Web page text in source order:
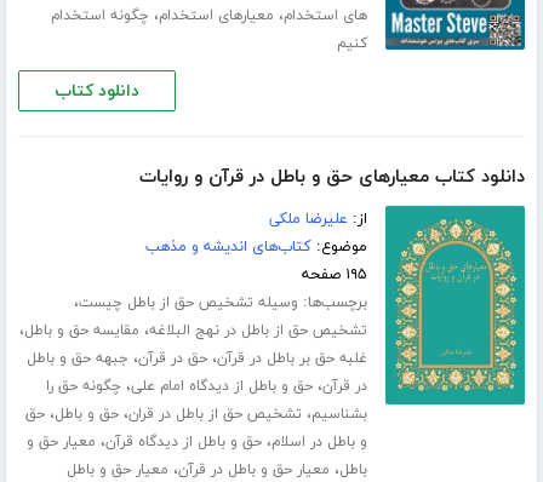
های استخدام، معیارهای استخدام، چگونه استخدام
کنیم
دانلود کتاب
دانلود کتاب معیارهای حق و باطل در قرآن و روایات
از: علیرضا ملکی
موضوع:کتاب‌های اندیشه و مذهب
۱۹۵ صفحه
برچسب‌ها: وسیله تشخیص حق از باطل چیست،
تشخیص حق از باطل در نهج البلاغه، مقایسه حق و باطل،
غلبه حق بر باطل در قرآن،حق در قرآن، جبهه حق و باطل
در قرآن،حق و باطل از دیدگاه امام علی، چگونه حق را
بشناسیم، تشخیص حق از باطل در قران،حق و باطل،حق
و باطل در اسلام،حق و باطل از دیدگاه قرآن، معیار حق و
باطل، معیار حق و باطل در قرآن، معیار حق و باطل